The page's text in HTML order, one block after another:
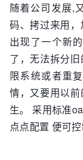
随着公司发展,
码、拷过来用
出现了一个新
了，无法拆分
限系统或者重
情，又要用以
生。 采用标准
点点配置 便可控